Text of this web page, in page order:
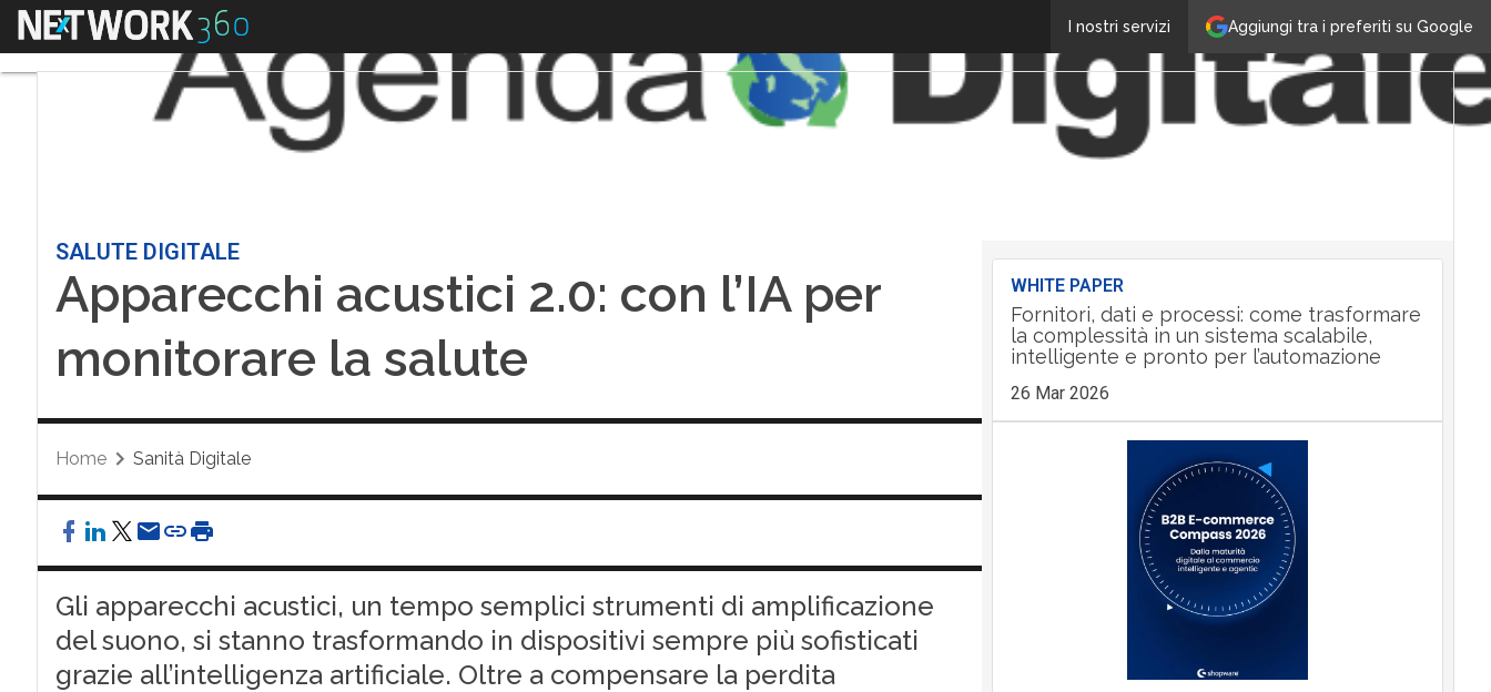
Aggiungi tra i preferiti su Google
I nostri servizi
Menu
SALUTE DIGITALE
Apparecchi acustici 2.0: con l’IA per
monitorare la salute
Home Sanità Digitale
Gli apparecchi acustici, un tempo semplici strumenti di amplificazione
del suono, si stanno trasformando in dispositivi sempre più sofisticati
grazie all’intelligenza artificiale. Oltre a compensare la perdita
WHITE PAPER
Fornitori, dati e processi: come trasformare
la complessità in un sistema scalabile,
intelligente e pronto per l’automazione
26 Mar 2026